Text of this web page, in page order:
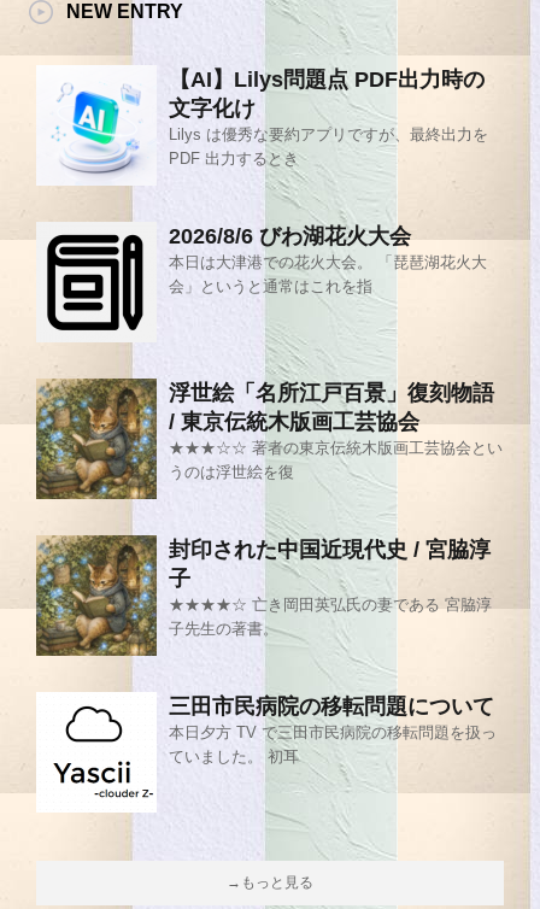
NEW ENTRY
【AI】Lilys問題点 PDF出力時の
文字化け
Lilys は優秀な要約アプリですが、最終出力を
PDF 出力するとき
2026/8/6 びわ湖花火大会
本日は大津港での花火大会。 「琵琶湖花火大
会」というと通常はこれを指
浮世絵「名所江戸百景」復刻物語
/ 東京伝統木版画工芸協会
★★★☆☆ 著者の東京伝統木版画工芸協会とい
うのは浮世絵を復
封印された中国近現代史 / 宮脇淳
子
★★★★☆ 亡き岡田英弘氏の妻である 宮脇淳
子先生の著書。
三田市民病院の移転問題について
本日夕方 TV で三田市民病院の移転問題を扱っ
ていました。 初耳
→もっと見る